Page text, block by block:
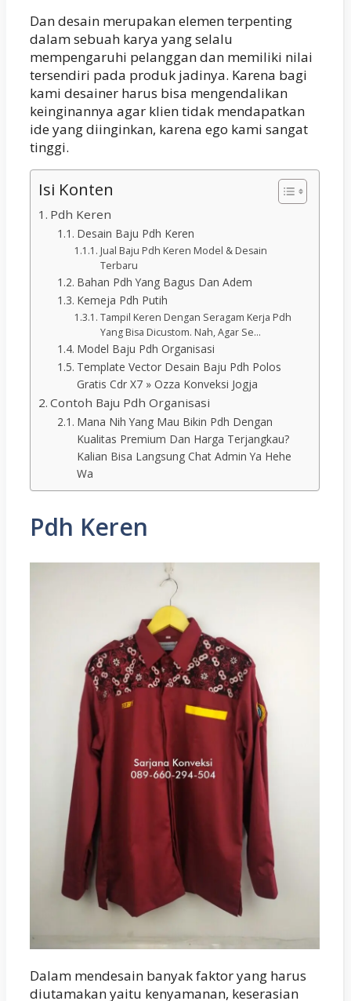
Dan desain merupakan elemen terpenting
dalam sebuah karya yang selalu
mempengaruhi pelanggan dan memiliki nilai
tersendiri pada produk jadinya. Karena bagi
kami desainer harus bisa mengendalikan
keinginannya agar klien tidak mendapatkan
ide yang diinginkan, karena ego kami sangat
tinggi.
Isi Konten
Pdh Keren
Desain Baju Pdh Keren
Jual Baju Pdh Keren Model & Desain
Terbaru
Bahan Pdh Yang Bagus Dan Adem
Kemeja Pdh Putih
Tampil Keren Dengan Seragam Kerja Pdh
Yang Bisa Dicustom. Nah, Agar Se…
Model Baju Pdh Organisasi
Template Vector Desain Baju Pdh Polos
Gratis Cdr X7 » Ozza Konveksi Jogja
Contoh Baju Pdh Organisasi
Mana Nih Yang Mau Bikin Pdh Dengan
Kualitas Premium Dan Harga Terjangkau?
Kalian Bisa Langsung Chat Admin Ya Hehe
Wa
Pdh Keren
Dalam mendesain banyak faktor yang harus
diutamakan yaitu kenyamanan, keserasian